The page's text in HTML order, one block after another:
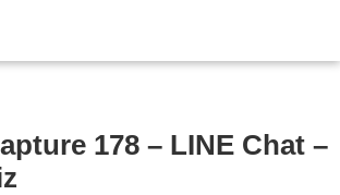
178 – LINE Chat –